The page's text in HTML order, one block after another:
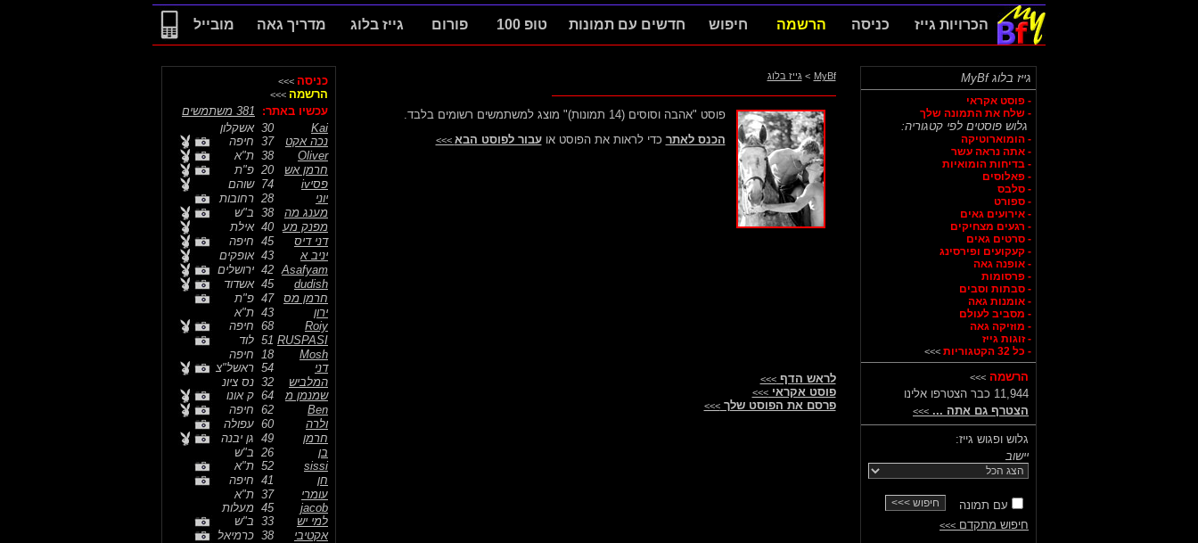
הכרויות גייז כניסה הרשמה חיפוש חדשים עם תמונות טופ 100 פורום גייז בלוג מדריך גאה מובייל
גייז בלוג MyBf
- פוסט אקראי
- שלח את התמונה שלך
גלוש פוסטים לפי קטגוריה:
- הומוארוטיקה
- אתה נראה עשר
- בדיחות הומואיות
- פאלוסים
- סלבס
- ספורט
- אירועים גאים
- רגעים מצחיקים
- סרטים גאים
- קעקועים ופירסינג
- אופנה גאה
- פרסומות
- סבתות וסבים
- אומנות גאה
- מסביב לעולם
- מוזיקה גאה
- זוגות גייז
- כל 32 הקטגוריות
>>>
הרשמה >>>
11,944 כבר הצטרפו אלינו
הצטרף גם אתה ... >>>
גלוש ופגוש גייז:
יישוב
עם תמונה
חיפוש מתקדם >>>
MyBf
> גייז בלוג
פוסט "אהבה וסוסים (14 תמונות)" מוצג למשתמשים רשומים בלבד.
הכנס לאתר כדי לראות את הפוסט אועבור לפוסט הבא >>>
לראש הדף>>>
פוסט אקראי>>>
פרסם את הפוסט שלך>>>
כניסה >>>
הרשמה >>>
עכשיו באתר:
381 משתמשים
Kai
אשקלון
נכה אקט
37
חיפה
Oliver
ת"א
חרמן אש
פ"ת
פסיiv
שוהם
יוני
רחובות
מענג מה
ב"ש
מפנק מע
אילת
דני דיס
45
חיפה
יניב א
אופקים
Asafyam
ירושלים
dudish
45
אשדוד
חרמן מס
47
פ"ת
ירון
ת"א
Roiy
חיפה
RUSPASI
לוד
Mosh
חיפה
דני
ראשל"צ
המלביש
נס ציונ
שמנמן מ
ק אונו
Ben
חיפה
ולרה
עפולה
חרמן
גן יבנה
בן
ב"ש
sissi
ת"א
חן
חיפה
עומרי
37
ת"א
jacob
45
מעלות
למי יש
ב"ש
אקטיבי
כרמיאל